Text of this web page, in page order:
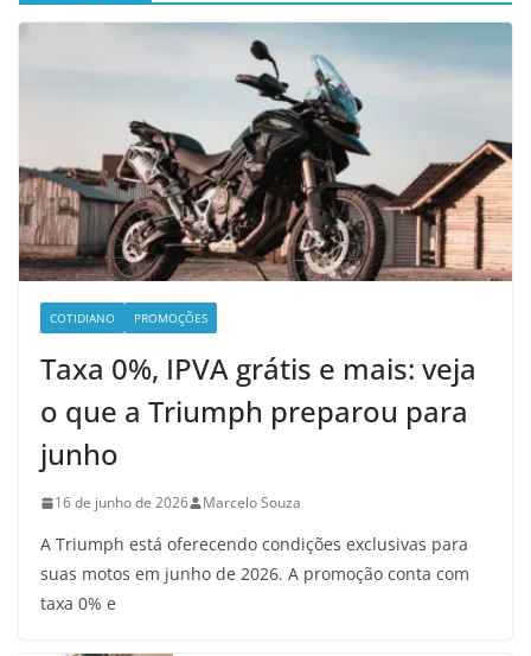
COTIDIANO PROMOÇÕES
Taxa 0%, IPVA grátis e mais: veja
o que a Triumph preparou para
junho
16 de junho de 2026 Marcelo Souza
A Triumph está oferecendo condições exclusivas para
suas motos em junho de 2026. A promoção conta com
taxa 0% e